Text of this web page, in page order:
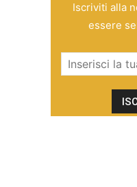
Iscriviti alla
essere